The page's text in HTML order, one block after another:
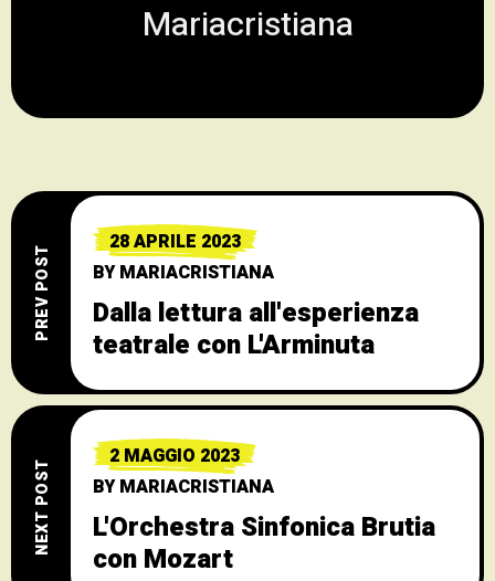
Mariacristiana
PREV POST
28 APRILE 2023
BYMARIACRISTIANA
Dalla lettura all'esperienza
teatrale con L'Arminuta
NEXT POST
2 MAGGIO 2023
BYMARIACRISTIANA
L'Orchestra Sinfonica Brutia
con Mozart